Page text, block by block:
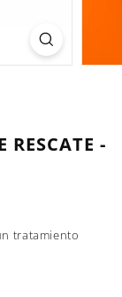
RESCATE -
tratamiento